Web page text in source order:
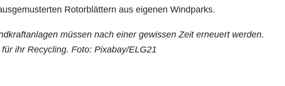
Rotorblättern aus eigenen Windparks.
müssen nach einer gewissen Zeit erneuert werden.
ihr Recycling. Foto: Pixabay/ELG21